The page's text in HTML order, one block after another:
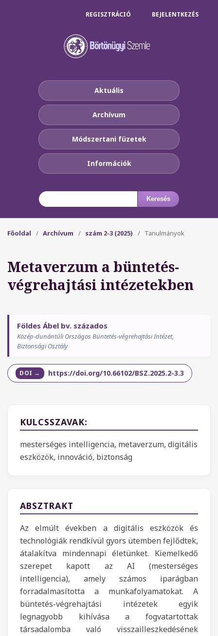
Aktuális
Archívum
Módszertani füzetek
Információk
Keresés
REGISZTRÁCIÓ BEJELENTKEZÉS
Főoldal / Archívum / szám 2-3 (2025) / Tanulmányok
Metaverzum a büntetés-
végrehajtási intézetekben
Földes Ábel bv. százados
Közép-dunántúli Országos Büntetés-végrehajtási Intézet,
Biztonsági Osztály
https://doi.org/10.66102/BSZ.2025.2-3.3
KULCSSZAVAK:
mesterséges intelligencia, metaverzum, digitális
eszközök, innováció, biztonság
ABSZTRAKT
Az elmúlt években a digitális eszközök és
technológiák rendkívül gyors ütemben fejlődtek,
átalakítva mindennapi életünket. Kiemelkedő
szerepet kapott az AI (mesterséges
intelligencia), amely számos iparágban
forradalmasította a munkafolyamatokat. A
büntetés-végrehajtási intézetek egyik
legnagyobb kihívása a fogvatartottak
társadalomba való visszailleszkedésének